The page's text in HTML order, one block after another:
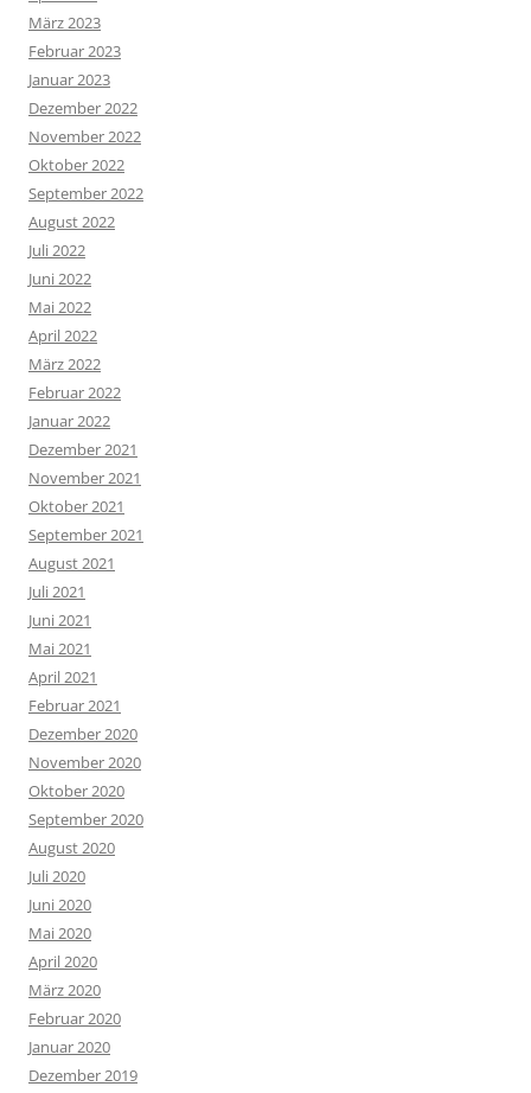
März 2023
Februar 2023
Januar 2023
Dezember 2022
November 2022
Oktober 2022
September 2022
August 2022
Juli 2022
Juni 2022
Mai 2022
April 2022
März 2022
Februar 2022
Januar 2022
Dezember 2021
November 2021
Oktober 2021
September 2021
August 2021
Juli 2021
Juni 2021
Mai 2021
April 2021
Februar 2021
Dezember 2020
November 2020
Oktober 2020
September 2020
August 2020
Juli 2020
Juni 2020
Mai 2020
April 2020
März 2020
Februar 2020
Januar 2020
Dezember 2019